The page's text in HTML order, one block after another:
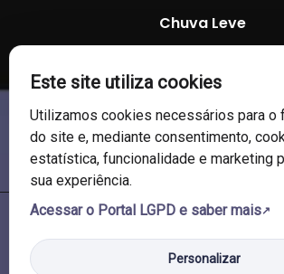
Chuva Leve
87 % 1004 mb
reservados.
Este site utiliza cookies
Utilizamos cookies necessários para o
do site e, mediante consentimento,
estatística, funcionalidade e marketing
sua experiência.
Acessar o Portal LGPD e saber mais
Personalizar